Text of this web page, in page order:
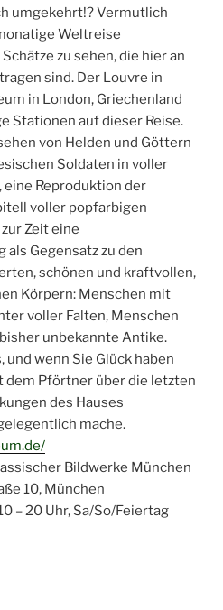
umgekehrt!? Vermutlich
Weltreise
zu sehen, die hier an
sind. Der Louvre in
in London, Griechenland
Stationen auf dieser Reise.
von Helden und Göttern
Soldaten in voller
Reproduktion der
voller popfarbigen
Zeit eine
Gegensatz zu den
schönen und kraftvollen,
Körpern: Menschen mit
voller Falten, Menschen
unbekannte Antike.
wenn Sie Glück haben
dem Pförtner über die letzten
des Hauses
mache.
Bildwerke München
10, München
– 20 Uhr, Sa/So/Feiertag